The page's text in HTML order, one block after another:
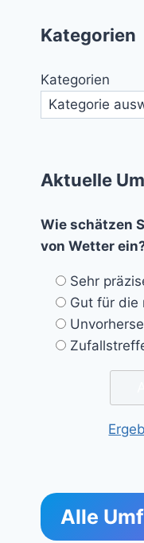
Kategorien
Kategorien
Aktuelle
Wie schätzen
von Wetter
Sehr
Gut für die
Alle